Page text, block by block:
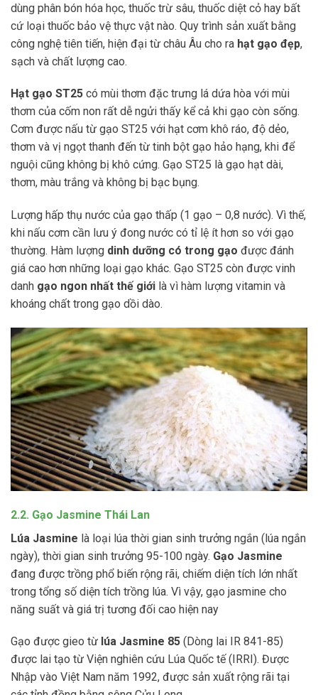
dùng phân bón hóa học, thuốc trừ sâu, thuốc diệt cỏ hay bất
cứ loại thuốc bảo vệ thực vật nào. Quy trình sản xuất bằng
công nghệ tiên tiến, hiện đại từ châu Âu cho ra hạt gạo đẹp,
sạch và chất lượng cao.
Hạt gạo ST25 có mùi thơm đặc trưng lá dứa hòa với mùi
thơm của cốm non rất dễ ngửi thấy kể cả khi gạo còn sống.
Cơm được nấu từ gạo ST25 với hạt cơm khô ráo, độ dẻo,
thơm và vị ngọt thanh đến từ tinh bột gạo hảo hạng, khi để
nguội cũng không bị khô cứng. Gạo ST25 là gạo hạt dài,
thơm, màu trắng và không bị bạc bụng.
Lượng hấp thụ nước của gạo thấp (1 gạo – 0,8 nước). Vì thế,
khi nấu cơm cần lưu ý đong nước có tỉ lệ ít hơn so với gạo
thường. Hàm lượng dinh dưỡng có trong gạo được đánh
giá cao hơn những loại gạo khác. Gạo ST25 còn được vinh
danh gạo ngon nhất thế giới là vì hàm lượng vitamin và
khoáng chất trong gạo dồi dào.
2.2. Gạo Jasmine Thái Lan
Lúa Jasmine là loại lúa thời gian sinh trưởng ngắn (lúa ngắn
ngày), thời gian sinh trưởng 95-100 ngày. Gạo Jasmine
đang được trồng phổ biến rộng rãi, chiếm diện tích lớn nhất
trong tổng số diện tích trồng lúa. Vì vậy, gạo jasmine cho
năng suất và giá trị tương đối cao hiện nay
Gạo được gieo từ lúa Jasmine 85 (Dòng lai IR 841-85)
được lai tạo từ Viện nghiên cứu Lúa Quốc tế (IRRI). Được
Nhập vào Việt Nam năm 1992, được sản xuất rộng rãi tại